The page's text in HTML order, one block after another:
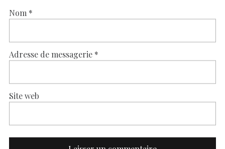
Nom *
Adresse de messagerie *
Site web